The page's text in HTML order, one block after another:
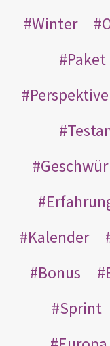
Winter
Paket
Perspektive
Geschwür
Kalender
Bonus
Sprint